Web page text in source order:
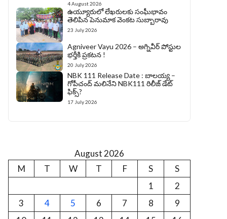
4 August 2026
ఉయ్యూరులో లేఖరులకు సంఘీభావం
తెలిపిన పెనుమాక వెంకట సుబ్బారావు
23 July 2026
Agniveer Vayu 2026 – అగ్నివీర్‌ పోస్టుల
భర్తీకి ప్రకటన !
20 July 2026
NBK 111 Release Date : బాలయ్య –
గోపీచంద్ మలినేని NBK111 రిలీజ్ డేట్
ఫిక్స్?
17 July 2026
August 2026
M
T W T F S
S
1
2
3
4 5 6 7 8
9